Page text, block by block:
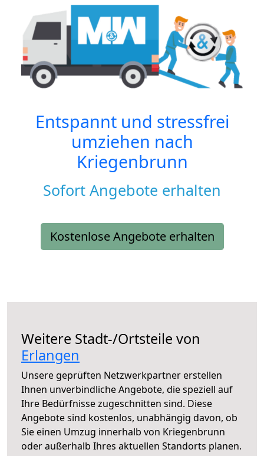
Entspannt und stressfrei
umziehen nach
Kriegenbrunn
Sofort Angebote erhalten
Kostenlose Angebote erhalten
Weitere Stadt-/Ortsteile von
Erlangen
Unsere geprüften Netzwerkpartner erstellen
Ihnen unverbindliche Angebote, die speziell auf
Ihre Bedürfnisse zugeschnitten sind. Diese
Angebote sind kostenlos, unabhängig davon, ob
Sie einen Umzug innerhalb von Kriegenbrunn
oder außerhalb Ihres aktuellen Standorts planen.